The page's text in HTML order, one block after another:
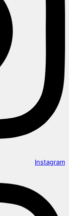
Instagram